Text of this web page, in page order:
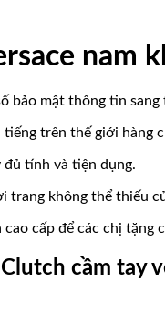
nam
bảo mật thông tin sang
tiếng trên thế giới hàng
tính và tiện dụng.
trang không thể thiếu
cấp để các chị tặng
cầm tay